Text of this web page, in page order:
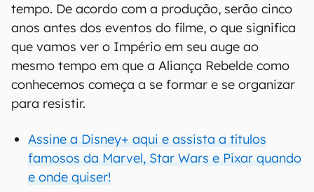
tempo. De acordo com a produção, serão cinco
anos antes dos eventos do filme, o que significa
que vamos ver o Império em seu auge ao
mesmo tempo em que a Aliança Rebelde como
conhecemos começa a se formar e se organizar
para resistir.
Assine a Disney+ aqui e assista a títulos
famosos da Marvel, Star Wars e Pixar quando
e onde quiser!